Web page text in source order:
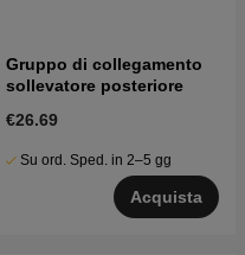
Gruppo di collegamento
sollevatore posteriore
€26.69
Su ord. Sped. in 2–5 gg
Acquista